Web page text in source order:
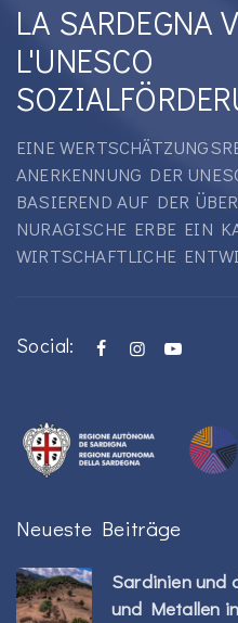
LA SARDEGNA
L'UNESCO
EINE
ANERKENNUNG DER
BASIEREND AUF DER
NURAGISCHE ERBE EIN
WIRTSCHAFTLICHE
Social:
Neueste Beiträge
Sardinien und
und Metallen